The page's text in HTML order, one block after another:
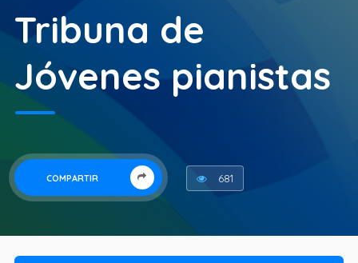
Tribuna de
Jóvenes pianistas
COMPARTIR 681